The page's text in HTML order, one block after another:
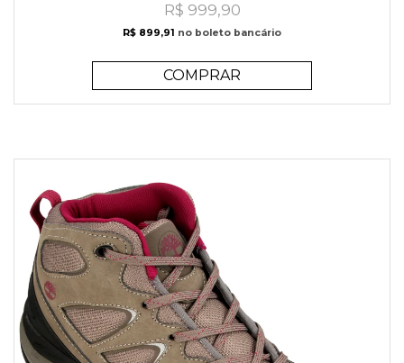
R$ 999,90
R$ 899,91 no boleto bancário
COMPRAR